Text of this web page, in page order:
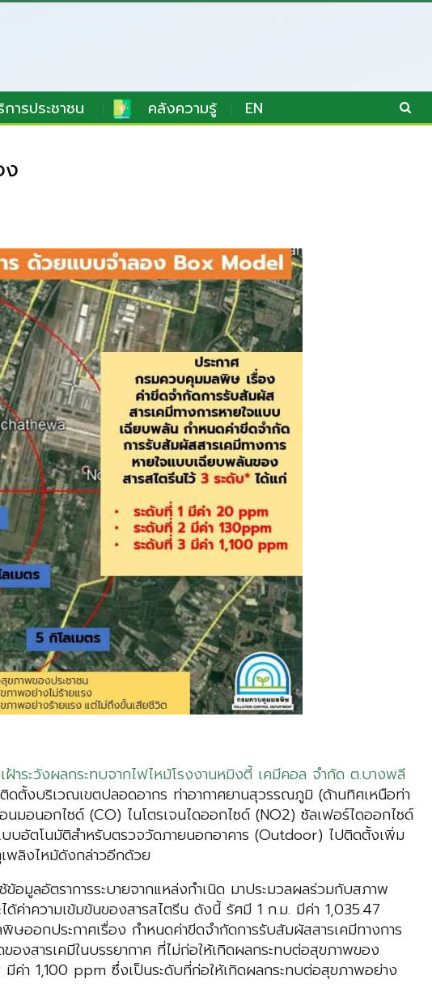
การประชาชน คลังความรู้ EN
ะวังผลกระทบจากไฟไหม้โรงงานหมิงตี้ เคมีคอล จำกัด ต.บางพลี
ตั้งบริเวณเขตปลอดอากร ท่าอากาศยานสุวรรณภูมิ (ด้านทิศเหนือท่า
อนอกไซด์ (CO) ไนโตรเจนไดออกไซด์ (NO2) ซัลเฟอร์ไดออกไซด์
บบอัตโนมัติสำหรับตรวจวัดภายนอกอาคาร (Outdoor) ไปติดตั้งเพิ่ม
พลิงไหม้ดังกล่าวอีกด้วย
มูลอัตราการระบายจากแหล่งกำเนิด มาประมวลผลร่วมกับสภาพ
าความเข้มข้นของสารสไตรีน ดังนี้ รัศมี 1 ก.ม. มีค่า 1,035.47
อกประกาศเรื่อง กำหนดค่าขีดจำกัดการรับสัมผัสสารเคมีทางการ
งสารเคมีในบรรยากาศ ที่ไม่ก่อให้เกิดผลกระทบต่อสุขภาพของ
ค่า 1,100 ppm ซึ่งเป็นระดับที่ก่อให้เกิดผลกระทบต่อสุขภาพอย่าง